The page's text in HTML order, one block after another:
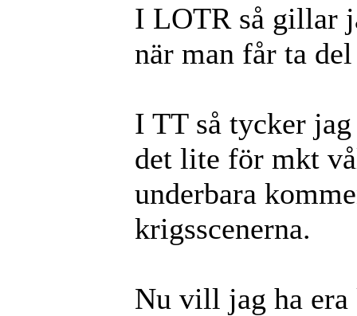
I LOTR så gillar
när man får ta
I TT så tycker
det lite för mkt
underbara
krigsscenerna.
Nu vill jag ha